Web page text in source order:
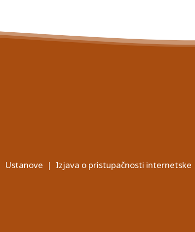
Ustanove | Izjava o pristupačnosti internetske